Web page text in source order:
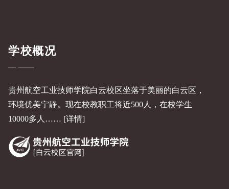
学校概况
贵州航空工业技师学院白云校区坐落于美丽的白云区，
环境优美宁静。现在校教职工将近500人，在校学生
10000多人…… [详情]